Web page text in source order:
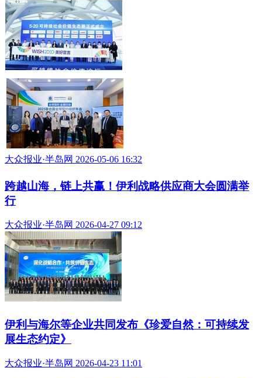
大众报业·半岛网 2026-05-21 11:20